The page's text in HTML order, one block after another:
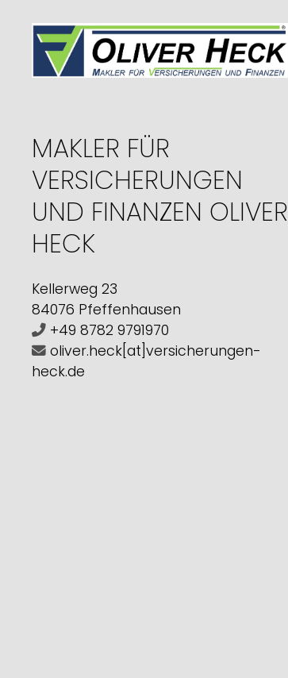
MAKLER FÜR
VERSICHERUNGEN
UND FINANZEN OLIVER
HECK
Kellerweg 23
84076 Pfeffenhausen
+49 8782 9791970
oliver.heck[at]versicherungen-
heck.de